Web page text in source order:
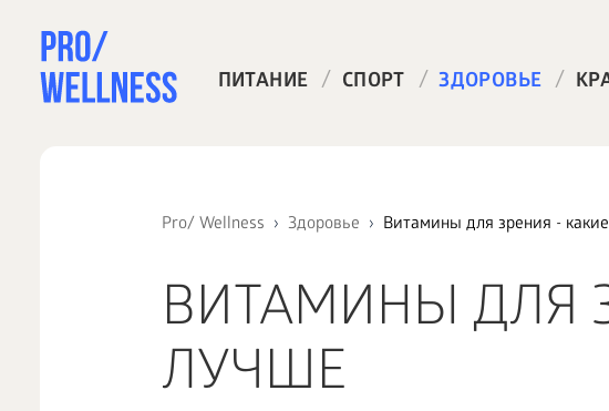
ПИТАНИЕ / СПОРТ / ЗДОРОВЬЕ /
Pro/ Wellness Здоровье Витамины для зрения -
ВИТАМИНЫ ДЛЯ
ЛУЧШЕ